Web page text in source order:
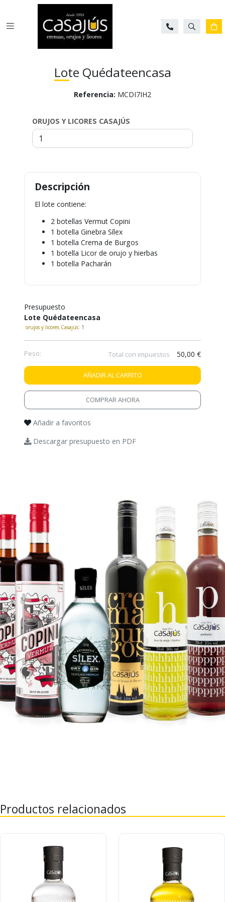
Buscar
Lote Quédateencasa
Referencia: MCDI7IH2
saber
más
sobre
cada
click
sobre
símbolo
También
ORUJOS Y LICORES CASAJÚS
El lote contiene:
2 botellas Vermut Copini
1 botella Ginebra Sílex
1 botella Crema de Burgos
1 botella Licor de orujo y hierbas
1 botella Pacharán
Presupuesto
Lote Quédateencasa
orujos y licores Casajús: 1
Peso: Total con impuestos 50,00 €
AÑADIR AL CARRITO
COMPRAR AHORA
Añadir a favoritos
Descargar presupuesto en PDF
Productos relacionados